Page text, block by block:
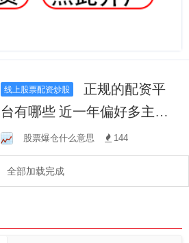
线上股票配资炒股
台有哪些 近一年偏好多主题
轮动配置的分散型账户使用
恒信在线股票投资配资
股票爆仓什么意思 144
全部加载完成